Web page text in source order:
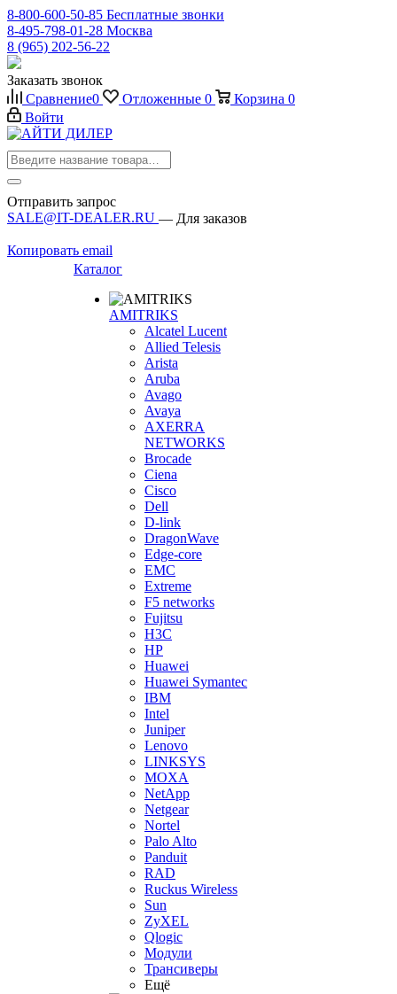
8-800-600-50-85 Бесплатные звонки
8-495-798-01-28 Москва
8 (965) 202-56-22
Заказать звонок
Сравнение0 Отложенные 0 Корзина 0
Войти
Отправить запрос
SALE@IT-DEALER.RU — Для заказов
Копировать email
Каталог
AMITRIKS
Alcatel Lucent
Allied Telesis
Arista
Aruba
Avago
Avaya
AXERRA
NETWORKS
Brocade
Ciena
Cisco
Dell
D-link
DragonWave
Edge-core
EMC
Extreme
F5 networks
Fujitsu
H3С
HP
Huawei
Huawei Symantec
IBM
Intel
Juniper
Lenovo
LINKSYS
MOXA
NetApp
Netgear
Nortel
Palo Alto
Panduit
RAD
Ruckus Wireless
Sun
ZyXEL
Qlogic
Модули
Трансиверы
Ещё